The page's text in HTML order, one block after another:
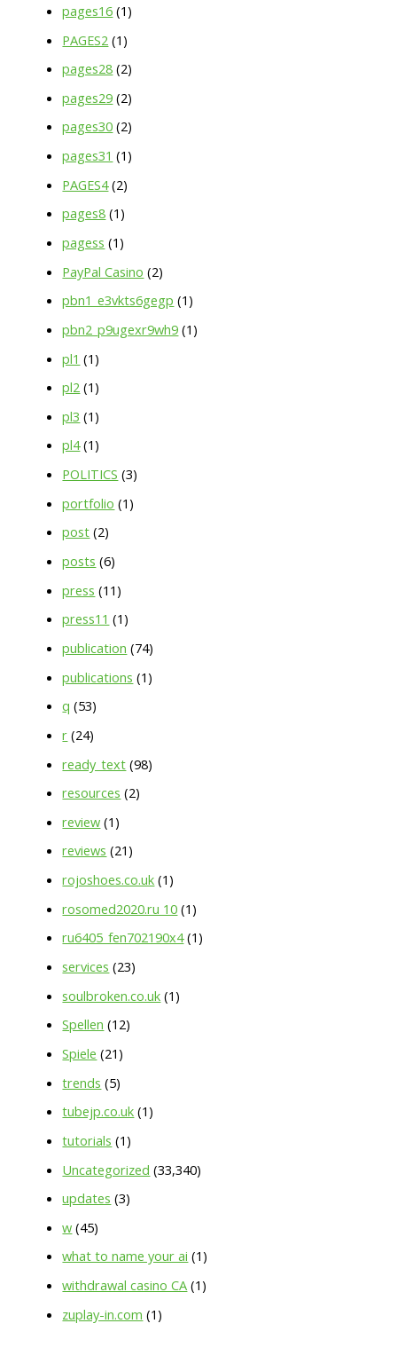
pages16 (1)
PAGES2 (1)
pages28 (2)
pages29 (2)
pages30 (2)
pages31 (1)
PAGES4(2)
pages8 (1)
pagess (1)
PayPal Casino (2)
pbn1_e3vkts6gegp (1)
pbn2_p9ugexr9wh9 (1)
pl1 (1)
pl2 (1)
pl3 (1)
pl4(1)
POLITICS (3)
portfolio (1)
post (2)
posts (6)
press (11)
press11 (1)
publication (74)
publications (1)
q (53)
r (24)
ready_text (98)
resources (2)
review (1)
reviews (21)
rojoshoes.co.uk (1)
rosomed2020.ru 10 (1)
ru6405_fen702190x4(1)
services (23)
soulbroken.co.uk (1)
Spellen (12)
Spiele (21)
trends (5)
tubejp.co.uk (1)
tutorials (1)
Uncategorized (33,340)
updates (3)
w (45)
what to name your ai (1)
withdrawal casino CA (1)
zuplay-in.com (1)